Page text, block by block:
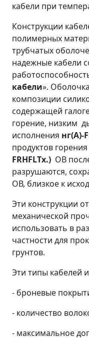
кабели при
Конструкции
полимерных
трубчатых
надежные кабели
кабели».
композиции
содержащей
горение, низким
исполнения нг(А)-
продуктов
FRHFLTx.) ОВ
разрушаются,
ОВ, близкое к
Эти конструкции
механической
использовать в
частности для
грунтов.
Эти типы кабелей
- броневые
- количество
- максимальное